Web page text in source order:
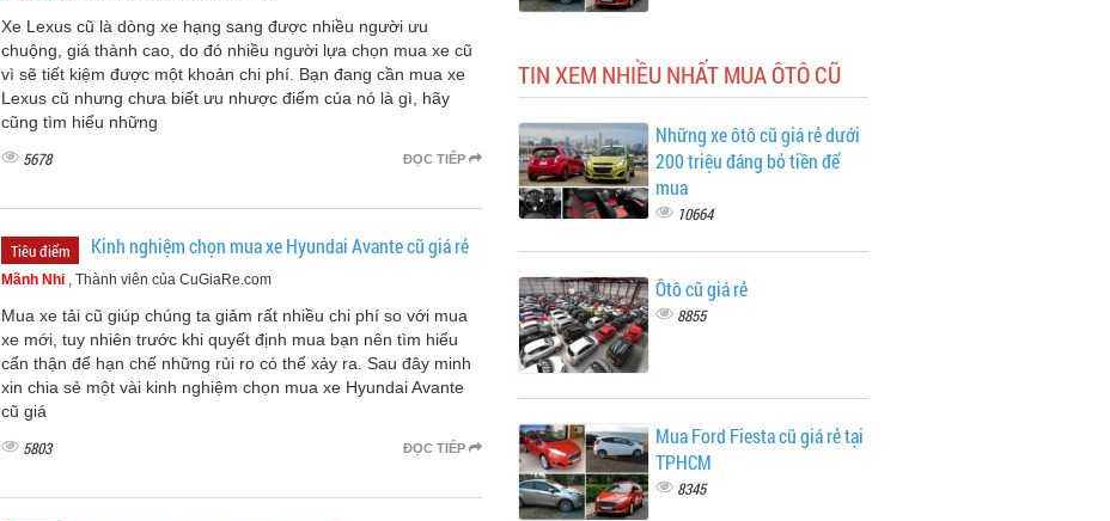
Xe Lexus cũ là dòng xe hạng sang được nhiều người ưu
chuộng, giá thành cao, do đó nhiều người lựa chọn mua xe cũ
vì sẽ tiết kiệm được một khoản chi phí. Bạn đang cần mua xe
Lexus cũ nhưng chưa biết ưu nhược điểm của nó là gì, hãy
cũng tìm hiểu những
ĐỌC TIẾP
5678
Tiêu điểm Kinh nghiệm chọn mua xe Hyundai Avante cũ giá rẻ
Mãnh Nhi , Thành viên của CuGiaRe.com
Mua xe tải cũ giúp chúng ta giảm rất nhiều chi phí so với mua
xe mới, tuy nhiên trước khi quyết định mua bạn nên tìm hiểu
cẩn thận để hạn chế những rủi ro có thể xảy ra. Sau đây minh
xin chia sẻ một vài kinh nghiệm chọn mua xe Hyundai Avante
cũ giá
ĐỌC TIẾP
5803
TIN XEM NHIỀU NHẤT MUA ÔTÔ CŨ
Những xe ôtô cũ giá rẻ dưới
200 triệu đáng bỏ tiền để
mua
10664
Ôtô cũ giá rẻ
8855
Mua Ford Fiesta cũ giá rẻ tại
TPHCM
8345